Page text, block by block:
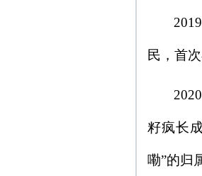
民，首
籽疯长
嘞”的归